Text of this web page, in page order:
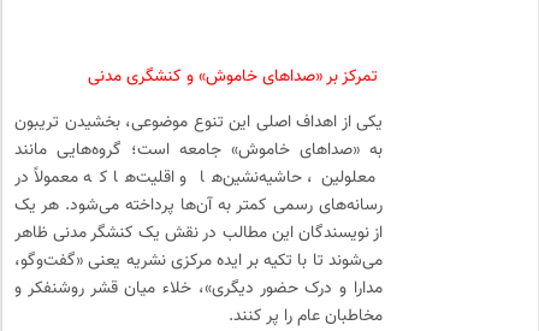
تمرکز بر «صداهای خاموش» و کنشگری مدنی
یکی از اهداف اصلی این تنوع موضوعی، بخشیدن تریبون
به «صداهای خاموش» جامعه است؛ گروه‌هایی مانند
معلولین، حاشیه‌نشین‌ها و اقلیت‌ها که معمولاً در
رسانه‌های رسمی کمتر به آن‌ها پرداخته می‌شود. هر یک
از نویسندگان این مطالب در نقش یک کنشگر مدنی ظاهر
می‌شوند تا با تکیه بر ایده مرکزی نشریه یعنی «گفت‌وگو،
مدارا و درک حضور دیگری»، خلاء میان قشر روشنفکر و
مخاطبان عام را پر کنند.